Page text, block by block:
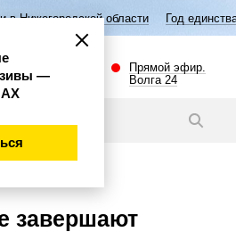
области Год единства народов
Прямой эфир.
Волга 24
завершают
—